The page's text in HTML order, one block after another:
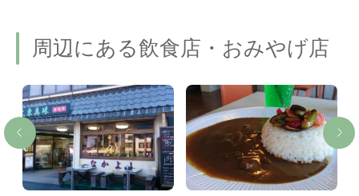
周辺にある飲食店・おみやげ店